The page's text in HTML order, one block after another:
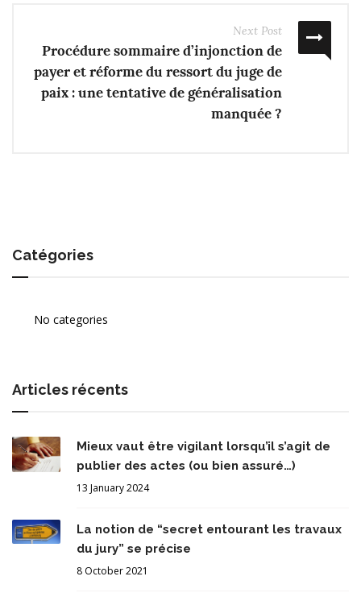
Next Post
Procédure sommaire d’injonction de
payer et réforme du ressort du juge de
paix : une tentative de généralisation
manquée ?
Catégories
No categories
Articles récents
Mieux vaut être vigilant lorsqu’il s’agit de
publier des actes (ou bien assuré…)
13 January 2024
La notion de “secret entourant les travaux
du jury” se précise
8 October 2021